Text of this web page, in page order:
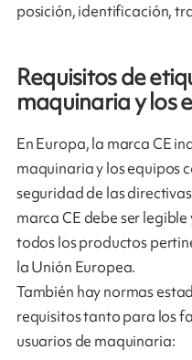
posición, identificación,
Requisitos de
maquinaria y los
En Europa, la marca CE
maquinaria y los equipos
seguridad de las
marca CE debe ser
todos los productos
la Unión Europea.
También hay normas
requisitos tanto para los
usuarios de maquinaria: